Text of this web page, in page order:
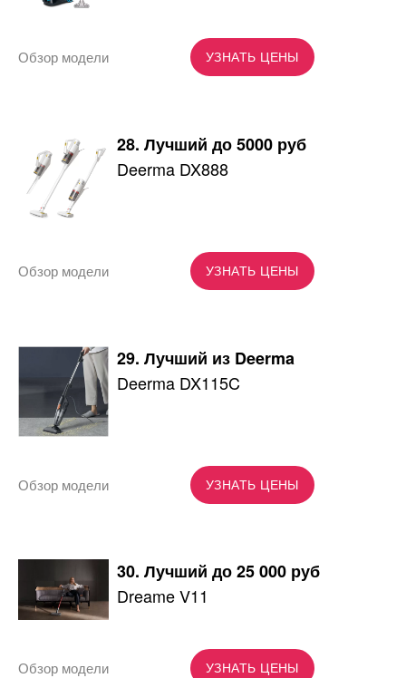
УЗНАТЬ ЦЕНЫ
Обзор модели
28. Лучший до 5000 руб
Deerma DX888
УЗНАТЬ ЦЕНЫ
Обзор модели
29. Лучший из Deerma
Deerma DX115C
УЗНАТЬ ЦЕНЫ
Обзор модели
30. Лучший до 25 000 руб
Dreame V11
УЗНАТЬ ЦЕНЫ
Обзор модели